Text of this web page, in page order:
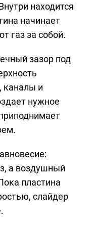
находится
начинает
газ за собой.
зазор под
каналы и
нужное
а воздушный
пластина
слайдер